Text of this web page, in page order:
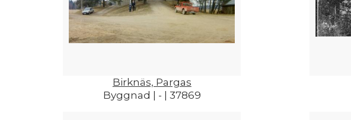
Birknäs, Pargas
Byggnad | - | 37869